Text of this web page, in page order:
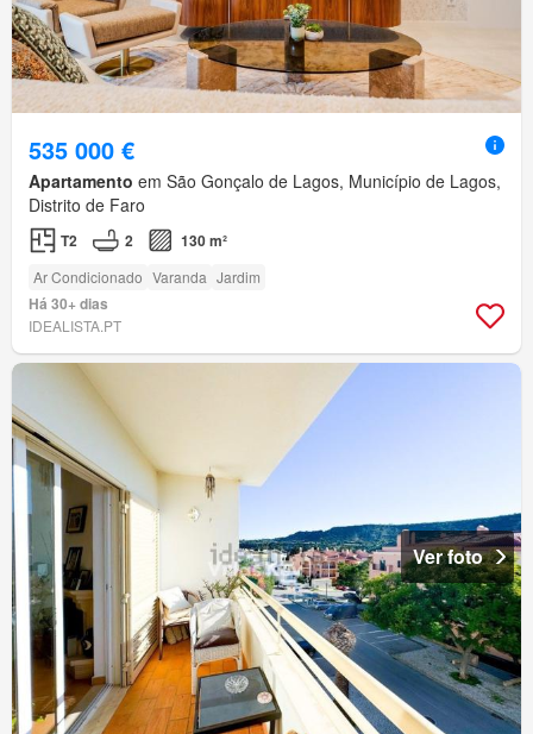
535 000 €
Apartamento em São Gonçalo de Lagos, Município de Lagos,
Distrito de Faro
T2 2 130 m²
Ar Condicionado Varanda Jardim
Há 30+ dias
IDEALISTA.PT
Ver foto